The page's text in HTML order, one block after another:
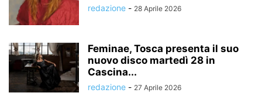
redazione - 28 Aprile 2026
Feminae, Tosca presenta il suo
nuovo disco martedì 28 in
Cascina...
redazione - 27 Aprile 2026